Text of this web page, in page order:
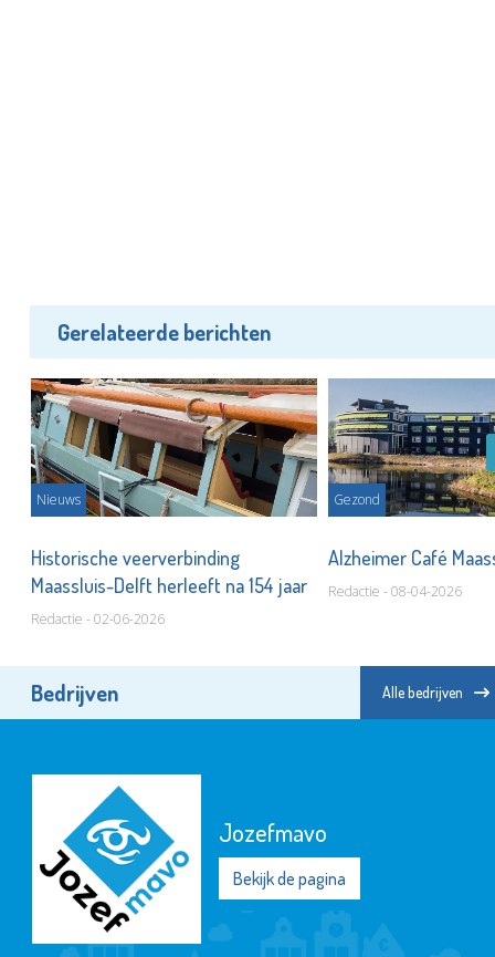
Gerelateerde berichten
Nieuws
Historische veerverbinding
Maassluis-Delft herleeft na 154 jaar
Redactie - 02-06-2026
Gezond
Alzheimer Café
Redactie - 08-04-2026
Bedrijven Alle bedrijven
KLiK Vrijwilligers
Maassluis
Bekijk de pagina